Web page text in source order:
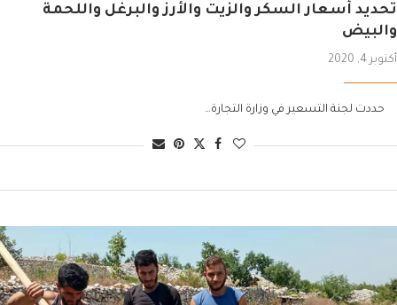
تحديد أسعار السكر والزيت والأرز والبرغل واللحمة
والبيض
أكتوبر 4, 2020
حددت لجنة التسعير في وزارة التجارة…